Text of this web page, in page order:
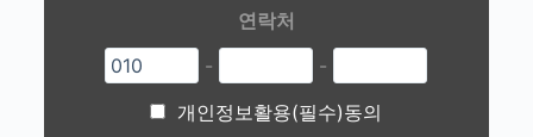
연락처
-
-
개인정보활용(필수)동의